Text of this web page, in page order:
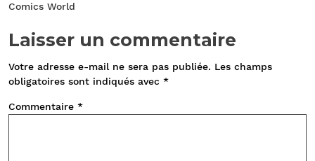
Comics World
Laisser un commentaire
Votre adresse e-mail ne sera pas publiée. Les champs
obligatoires sont indiqués avec *
Commentaire *